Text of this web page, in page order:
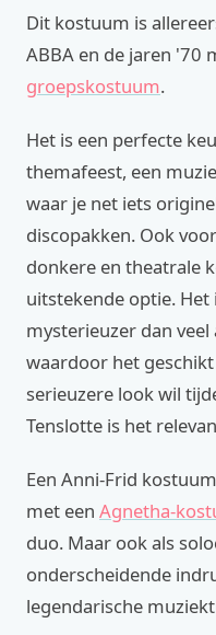
Dit kostuum is
ABBA en de jaren '70
groepskostuum.
Het is een perfecte
themafeest, een
waar je net iets
discopakken. Ook
donkere en theatrale
uitstekende optie. Het
mysterieuzer dan
waardoor het
serieuzere look wil
Tenslotte is het
Een Anni-Frid
met een Agnetha-
duo. Maar ook als
onderscheidende
legendarische